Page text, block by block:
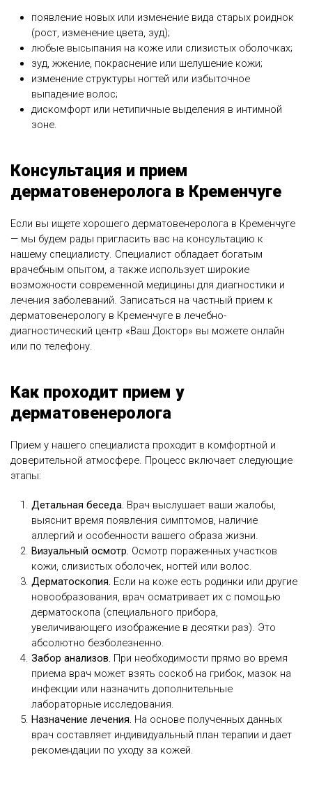
появление новых или изменение вида старых роиднок
(рост, изменение цвета, зуд);
любые высыпания на коже или слизистых оболочках;
зуд, жжение, покраснение или шелушение кожи;
изменение структуры ногтей или избыточное
выпадение волос;
дискомфорт или нетипичные выделения в интимной
зоне.
Консультация и прием
дерматовенеролога в Кременчуге
Если вы ищете хорошего дерматовенеролога в Кременчуге
— мы будем рады пригласить вас на консультацию к
нашему специалисту. Специалист обладает богатым
врачебным опытом, а также использует широкие
возможности современной медицины для диагностики и
лечения заболеваний. Записаться на частный прием к
дерматовенерологу в Кременчуге в лечебно-
диагностический центр «Ваш Доктор» вы можете онлайн
или по телефону.
Как проходит прием у
дерматовенеролога
Прием у нашего специалиста проходит в комфортной и
доверительной атмосфере. Процесс включает следующие
этапы:
Детальная беседа. Врач выслушает ваши жалобы,
выяснит время появления симптомов, наличие
аллергий и особенности вашего образа жизни.
Визуальный осмотр. Осмотр пораженных участков
кожи, слизистых оболочек, ногтей или волос.
Дерматоскопия. Если на коже есть родинки или другие
новообразования, врач осматривает их с помощью
дерматоскопа (специального прибора,
увеличивающего изображение в десятки раз). Это
абсолютно безболезненно.
Забор анализов. При необходимости прямо во время
приема врач может взять соскоб на грибок, мазок на
инфекции или назначить дополнительные
лабораторные исследования.
Назначение лечения. На основе полученных данных
врач составляет индивидуальный план терапии и дает
рекомендации по уходу за кожей.